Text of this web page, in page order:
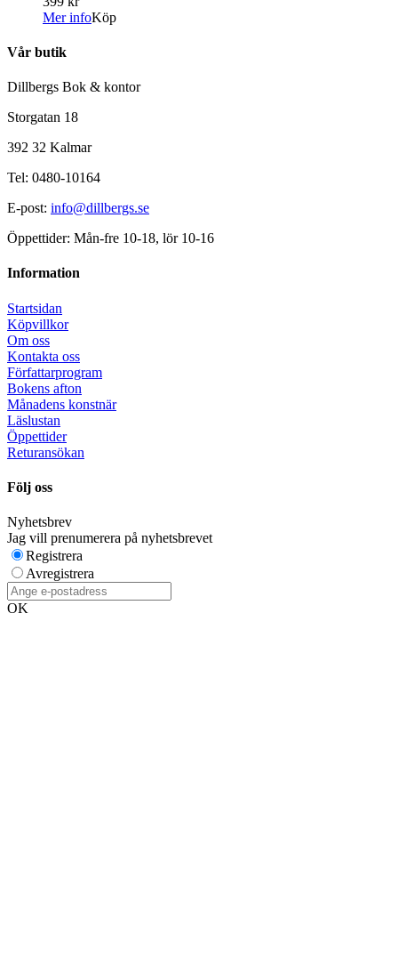
Mer infoKöp
Vår butik
Dillbergs Bok & kontor
Storgatan 18
392 32 Kalmar
Tel: 0480-10164
E-post: info@dillbergs.se
Öppettider: Mån-fre 10-18, lör 10-16
Information
Startsidan
Köpvillkor
Om oss
Kontakta oss
Författarprogram
Bokens afton
Månadens konstnär
Läslustan
Öppettider
Returansökan
Följ oss
Nyhetsbrev
Jag vill prenumerera på nyhetsbrevet
Registrera
Avregistrera
OK